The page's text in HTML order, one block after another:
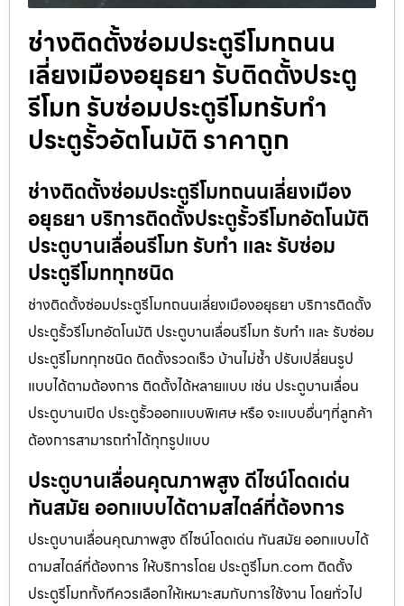
ช่างติดตั้งซ่อมประตูรีโมทถนน
เลี่ยงเมืองอยุธยา รับติดตั้งประตู
รีโมท รับซ่อมประตูรีโมทรับทำ
ประตูรั้วอัตโนมัติ ราคาถูก
ช่างติดตั้งซ่อมประตูรีโมทถนนเลี่ยงเมือง
อยุธยา บริการติดตั้งประตูรั้วรีโมทอัตโนมัติ
ประตูบานเลื่อนรีโมท รับทำ และ รับซ่อม
ประตูรีโมททุกชนิด
ช่างติดตั้งซ่อมประตูรีโมทถนนเลี่ยงเมืองอยุธยา บริการติดตั้ง
ประตูรั้วรีโมทอัตโนมัติ ประตูบานเลื่อนรีโมท รับทำ และ รับซ่อม
ประตูรีโมททุกชนิด ติดตั้งรวดเร็ว บ้านไม่ช้ำ ปรับเปลี่ยนรูป
แบบได้ตามต้องการ ติดตั้งได้หลายแบบ เช่น ประตูบานเลื่อน
ประตูบานเปิด ประตูรั้วออกแบบพิเศษ หรือ จะแบบอื่นๆที่ลูกค้า
ต้องการสามารถทำได้ทุกรูปแบบ
ประตูบานเลื่อนคุณภาพสูง ดีไซน์โดดเด่น
ทันสมัย ออกแบบได้ตามสไตล์ที่ต้องการ
ประตูบานเลื่อนคุณภาพสูง ดีไซน์โดดเด่น ทันสมัย ออกแบบได้
ตามสไตล์ที่ต้องการ ให้บริการโดย ประตูรีโมท.com ติดตั้ง
ประตูรีโมททั้งทีควรเลือกให้เหมาะสมกับการใช้งาน โดยทั่วไป